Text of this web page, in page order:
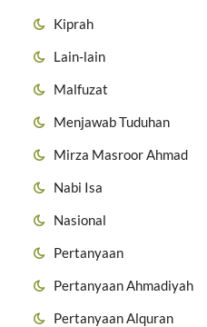
Kiprah
Lain-lain
Malfuzat
Menjawab Tuduhan
Mirza Masroor Ahmad
Nabi Isa
Nasional
Pertanyaan
Pertanyaan Ahmadiyah
Pertanyaan Alquran